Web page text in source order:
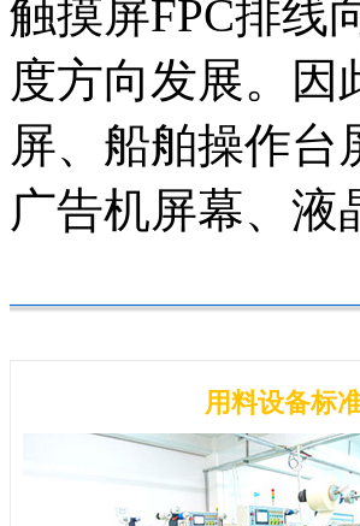
触摸屏FPC排线
度方向发展。因
屏、船舶操作台
广告机屏幕、
用料设备标